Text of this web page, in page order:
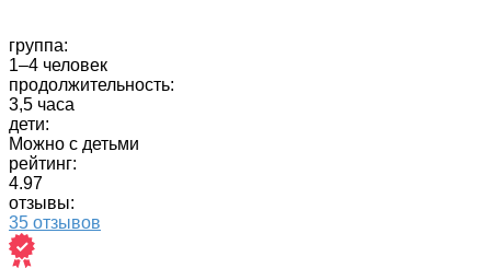
группа:
1–4 человек
продолжительность:
3,5 часа
дети:
Можно с детьми
рейтинг:
4.97
отзывы:
35 отзывов